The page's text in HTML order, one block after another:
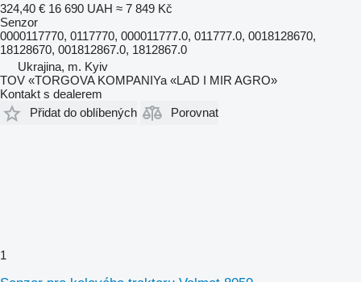
324,40 € 16 690 UAH ≈ 7 849 Kč
Senzor
0000117770, 0117770, 000011777.0, 011777.0, 0018128670,
18128670, 001812867.0, 1812867.0
Ukrajina, m. Kyiv
TOV «TORGOVA KOMPANIYa «LAD I MIR AGRO»
Kontakt s dealerem
Přidat do oblíbených
Porovnat
1